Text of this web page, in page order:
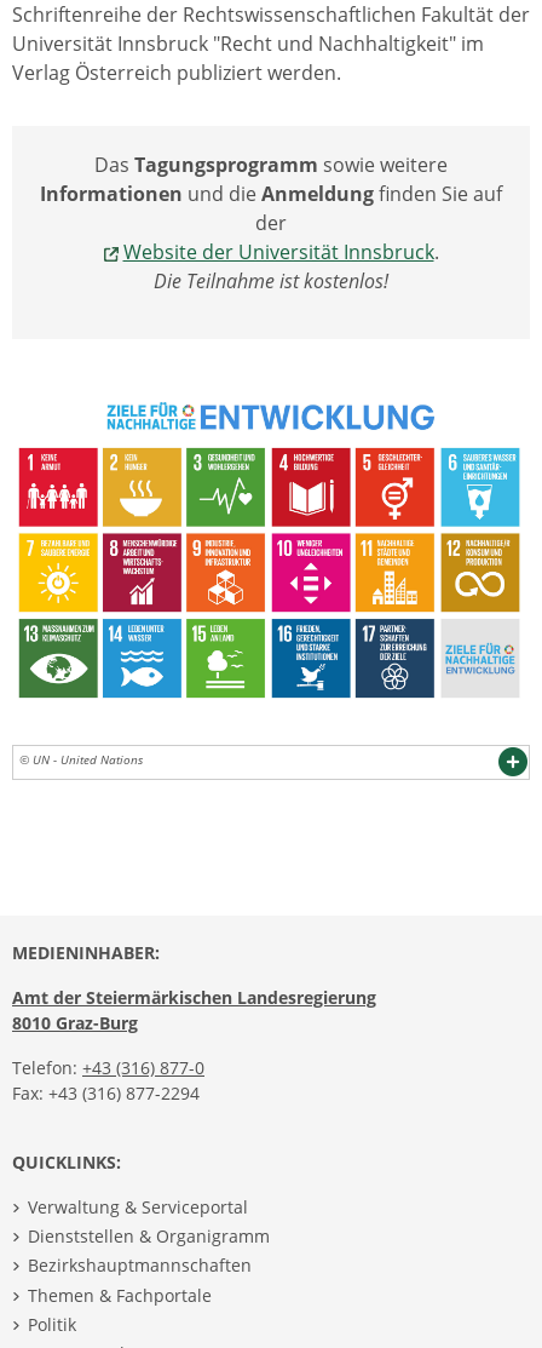
Schriftenreihe der Rechtswissenschaftlichen Fakultät der
Universität Innsbruck "Recht und Nachhaltigkeit" im
Verlag Österreich publiziert werden.
Das Tagungsprogramm sowie weitere
Informationen und die Anmeldungfinden Sie auf
der
Website der Universität Innsbruck.
Die Teilnahme ist kostenlos!
© UN - United Nations
MEDIENINHABER:
Amt der Steiermärkischen Landesregierung
8010 Graz-Burg
Telefon: +43 (316) 877-0
Fax: +43 (316) 877-2294
QUICKLINKS:
Verwaltung & Serviceportal
Dienststellen & Organigramm
Bezirkshauptmannschaften
Themen & Fachportale
Politik